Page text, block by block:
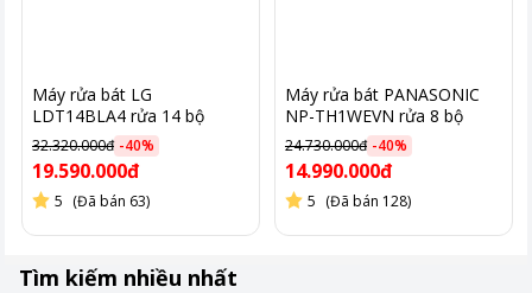
Máy rửa bát LG
LDT14BLA4 rửa 14 bộ
32.320.000đ -40%
19.590.000đ
5 (Đã bán 63)
Máy rửa bát PANASONIC
NP-TH1WEVN rửa 8 bộ
24.730.000đ -40%
14.990.000đ
5 (Đã bán 128)
Tìm kiếm nhiều nhất